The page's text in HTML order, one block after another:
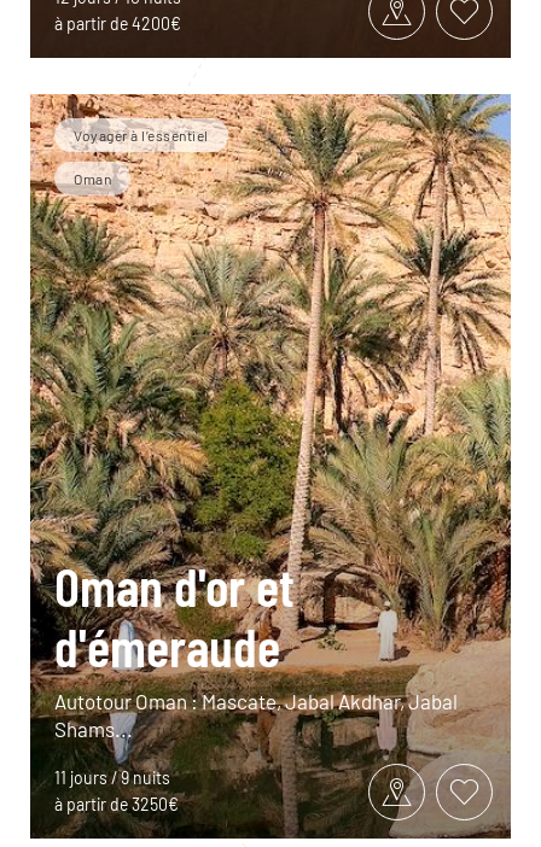
à partir de 4200€
Voyager à l’essentiel
Oman
Oman d'or et
d'émeraude
Autotour Oman : Mascate, Jabal Akdhar, Jabal
Shams...
11 jours / 9 nuits
à partir de 3250€